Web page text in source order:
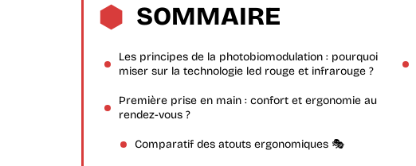
SOMMAIRE
Les principes de la photobiomodulation : pourquoi
miser sur la technologie led rouge et infrarouge ?
Première prise en main : confort et ergonomie au
rendez-vous ?
Comparatif des atouts ergonomiques 🎭